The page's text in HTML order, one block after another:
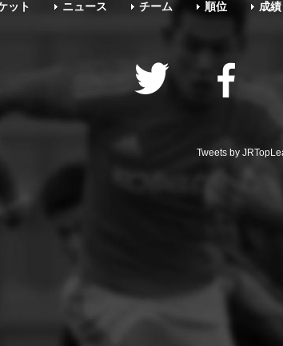
ット ニュース チーム 順位 成績
Tweets by